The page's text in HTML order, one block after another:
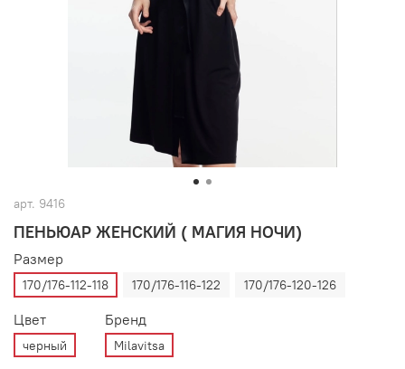
арт. 9416
ПЕНЬЮАР ЖЕНСКИЙ ( МАГИЯ НОЧИ)
Размер
170/176-112-118 170/176-116-122 170/176-120-126
Цвет
черный
Бренд
Milavitsa